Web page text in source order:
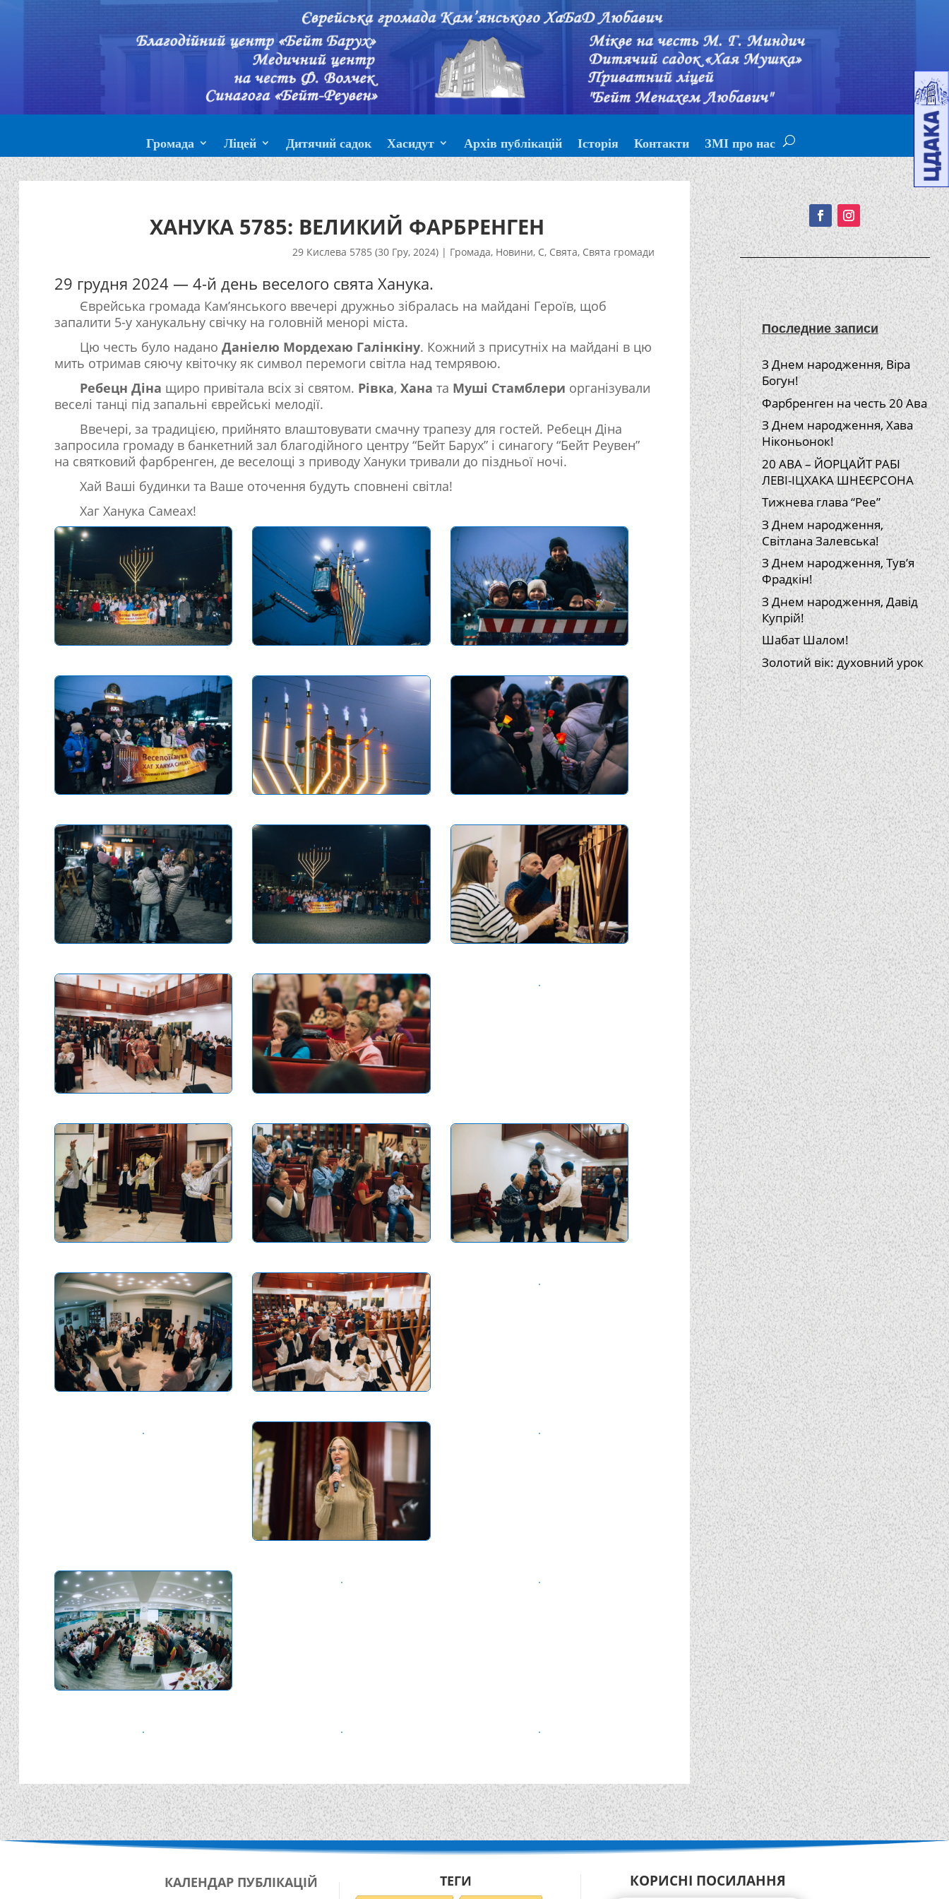
Громада Ліцей Дитячий садок Хасидут Архів публікацій Історія Контакти ЗМІ про нас
ХАНУКА 5785: ВЕЛИКИЙ ФАРБРЕНГЕН
29 Кислева 5785 (30 Гру, 2024)| Громада, Новини, С, Свята, Свята громади
29 грудня 2024 — 4-й день веселого свята Ханука.
Єврейська громада Кам’янського ввечері дружньо зібралась на майдані Героїв, щоб
запалити 5-у ханукальну свічку на головній менорі міста.
Цю честь було надано Даніелю Мордехаю Галінкіну. Кожний з присутніх на майдані в цю
мить отримав сяючу квіточку як символ перемоги світла над темрявою.
Ребецн Діна щиро привітала всіх зі святом. Рівка, Хана та Муші Стамблери організували
веселі танці під запальні єврейські мелодії.
Ввечері, за традицією, прийнято влаштовувати смачну трапезу для гостей. Ребецн Діна
запросила громаду в банкетний зал благодійного центру “Бейт Барух” і синагогу “Бейт Реувен”
на святковий фарбренген, де веселощі з приводу Хануки тривали до піздньої ночі.
Хай Ваші будинки та Ваше оточення будуть сповнені світла!
Хаг Ханука Самеах!
Подписывайтесь!
Последние записи
З Днем народження, Віра
Богун!
Фарбренген на честь 20 Ава
З Днем народження, Хава
Ніконьонок!
20 АВА – ЙОРЦАЙТ РАБІ
ЛЕВІ-ІЦХАКА ШНЕЄРСОНА
Тижнева глава “Рее”
З Днем народження,
Світлана Залевська!
З Днем народження, Тув’я
Фрадкін!
З Днем народження, Давід
Купрій!
Шабат Шалом!
Золотий вік: духовний урок
КАЛЕНДАР ПУБЛІКАЦІЙ ТЕГИ КОРИСНІ ПОСИЛАННЯ